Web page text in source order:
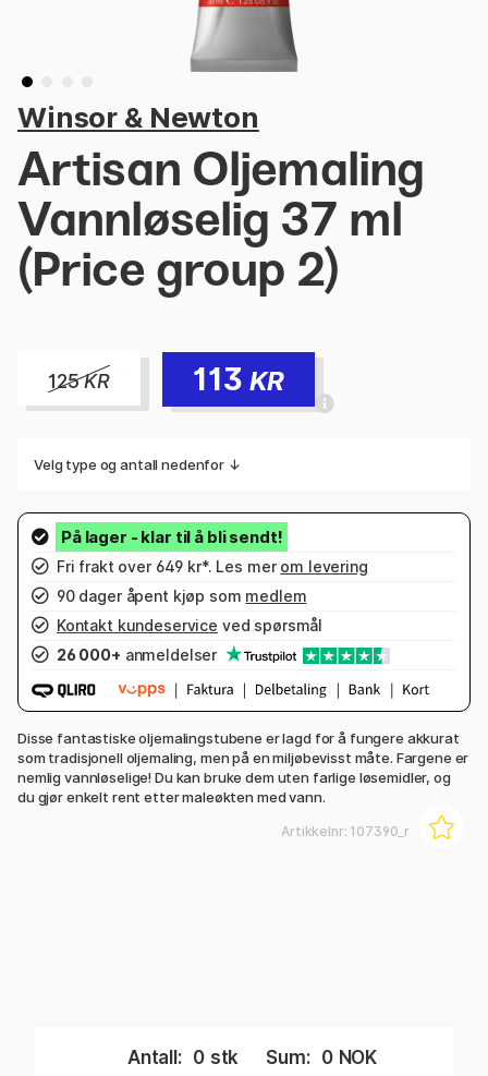
Winsor & Newton
Artisan Oljemaling
Vannløselig 37 ml
(Price group 2)
125KR 113 KR
Velg type og antall nedenfor ↓
Fri frakt over 649 kr*. Les mer om levering
90 dager åpent kjøp som medlem
Kontakt kundeservice ved spørsmål
26 000+ anmeldelser
Disse fantastiske oljemalingstubene er lagd for å fungere akkurat
som tradisjonell oljemaling, men på en miljøbevisst måte. Fargene er
nemlig vannløselige! Du kan bruke dem uten farlige løsemidler, og
du gjør enkelt rent etter maleøkten med vann.
Artikkelnr: 107390_r
Antall: 0 stk Sum: 0 NOK